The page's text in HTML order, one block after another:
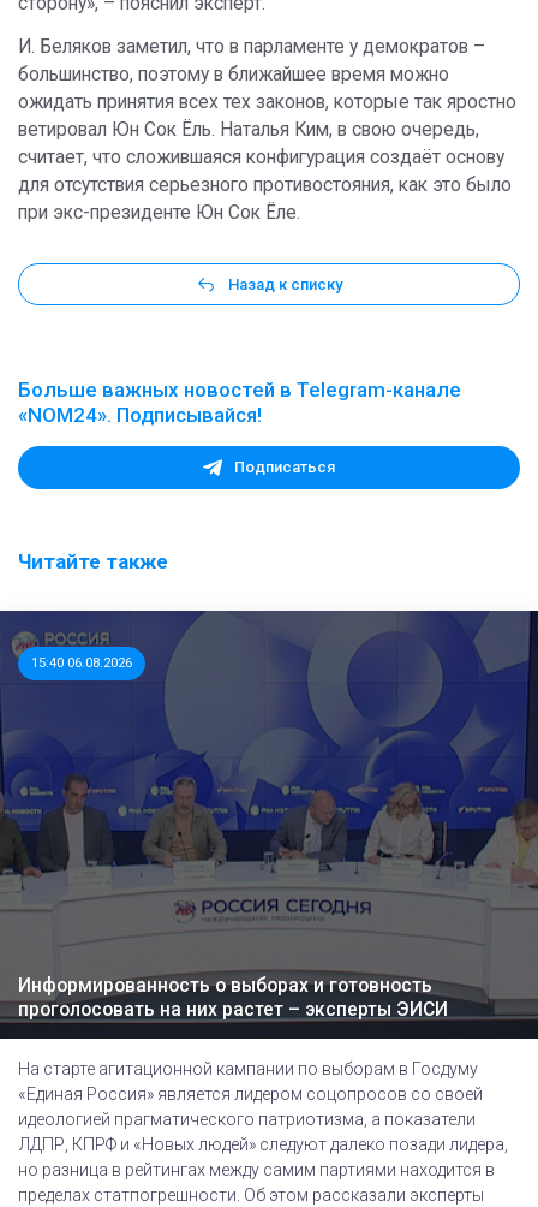
И. Беляков заметил, что в парламенте у демократов –
большинство, поэтому в ближайшее время можно
ожидать принятия всех тех законов, которые так яростно
ветировал Юн Сок Ëль. Наталья Ким, в свою очередь,
считает, что сложившаяся конфигурация создаёт основу
для отсутствия серьезного противостояния, как это было
при экс-президенте Юн Сок Ёле.
Назад к списку
Больше важных новостей в Telegram-канале
«NOM24». Подписывайся!
Подписаться
Читайте также
15:40 06.08.2026
Информированность о выборах и готовность
проголосовать на них растет – эксперты ЭИСИ
На старте агитационной кампании по выборам в Госдуму
«Единая Россия» является лидером соцопросов со своей
идеологией прагматического патриотизма, а показатели
ЛДПР, КПРФ и «Новых людей» следуют далеко позади лидера,
но разница в рейтингах между самим партиями находится в
пределах статпогрешности. Об этом рассказали эксперты